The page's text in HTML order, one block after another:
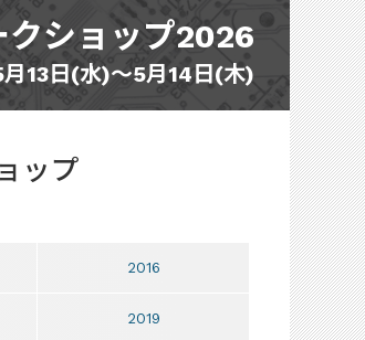
クショップ2026
月13日(水)～5月14日(木)
ップ
2016
2019